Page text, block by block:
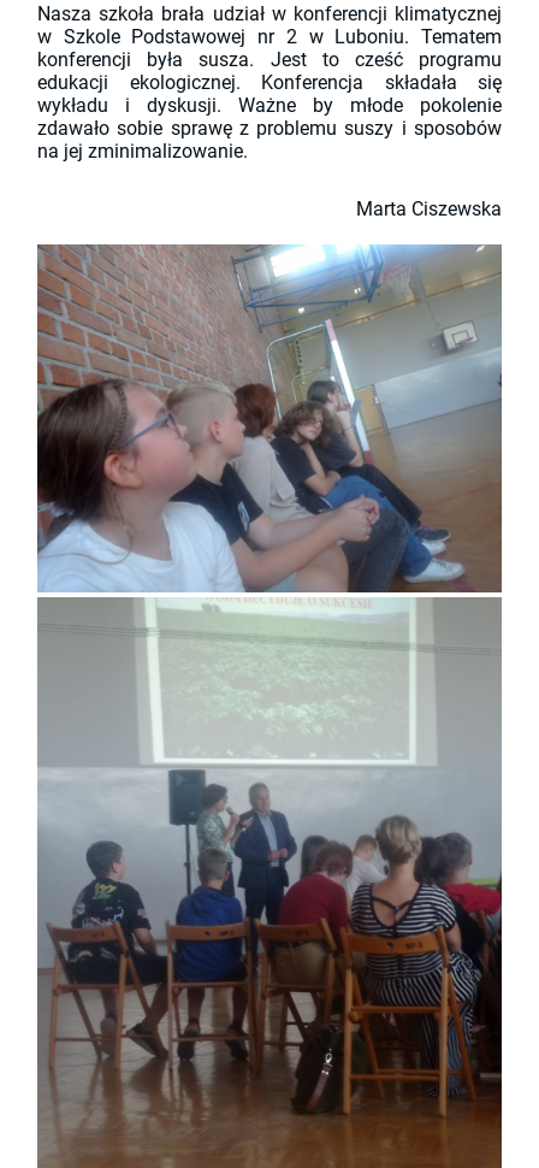
Nasza szkoła brała udział w konferencji klimatycznej
w Szkole Podstawowej nr 2 w Luboniu. Tematem
konferencji była susza. Jest to cześć programu
edukacji ekologicznej. Konferencja składała się
wykładu i dyskusji. Ważne by młode pokolenie
zdawało sobie sprawę z problemu suszy i sposobów
na jej zminimalizowanie.
Marta Ciszewska